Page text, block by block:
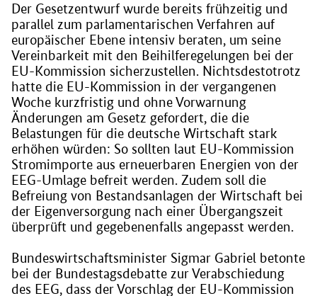
Der Gesetzentwurf wurde bereits frühzeitig und
parallel zum parlamentarischen Verfahren auf
europäischer Ebene intensiv beraten, um seine
Vereinbarkeit mit den Beihilferegelungen bei der
EU-Kommission sicherzustellen. Nichtsdestotrotz
hatte die EU-Kommission in der vergangenen
Woche kurzfristig und ohne Vorwarnung
Änderungen am Gesetz gefordert, die die
Belastungen für die deutsche Wirtschaft stark
erhöhen würden: So sollten laut EU-Kommission
Stromimporte aus erneuerbaren Energien von der
EEG-Umlage befreit werden. Zudem soll die
Befreiung von Bestandsanlagen der Wirtschaft bei
der Eigenversorgung nach einer Übergangszeit
überprüft und gegebenenfalls angepasst werden.
Bundeswirtschaftsminister Sigmar Gabriel betonte
bei der Bundestagsdebatte zur Verabschiedung
des EEG, dass der Vorschlag der EU-Kommission